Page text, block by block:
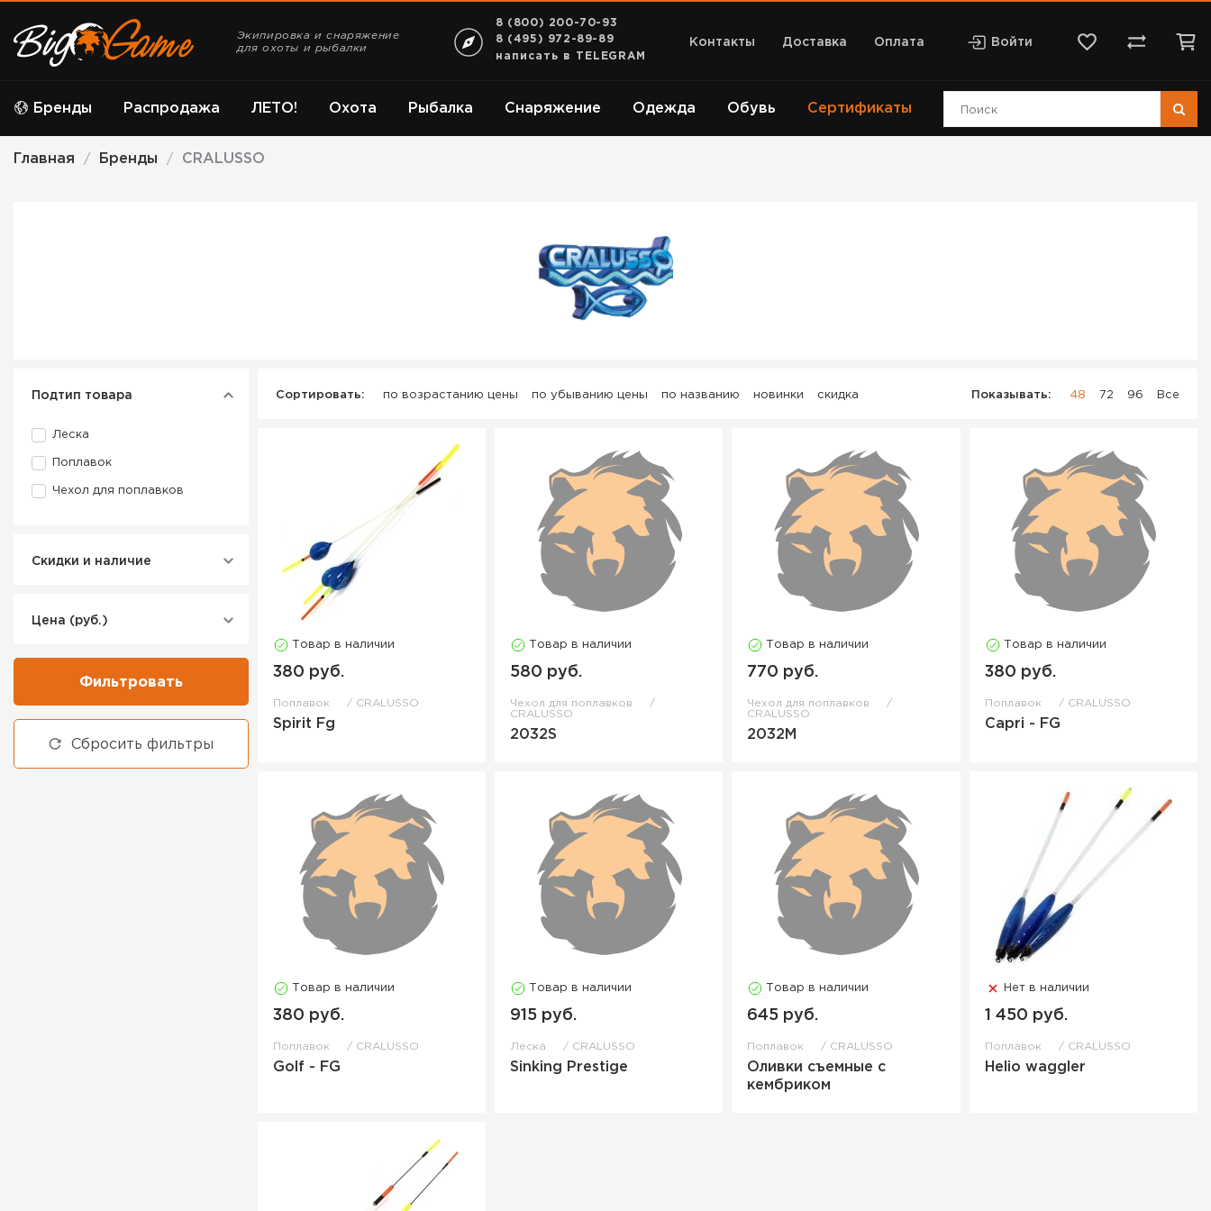
Экипировка и снаряжение
для охоты и рыбалки
8 (800) 200-70-93
8 (495) 972-89-89
написать в TELEGRAM
Контакты Доставка Оплата Войти
Бренды ЛЕТО! Охота Рыбалка Снаряжение Одежда Обувь
Распродажа Сертификаты
Главная / Бренды / CRALUSSO
CRALUSSO
Подтип товара
Леска
Поплавок
Чехол для поплавков
Скидки и наличие
Цена (руб.)
Фильтровать
Сбросить фильтры
Сортировать: по возрастанию цены по убыванию цены по названию новинки скидка Показывать: 48 72 96 Все
Товар в наличии
380 руб.
Поплавок CRALUSSO
Spirit Fg
Товар в наличии
580 руб.
Чехол для поплавков
CRALUSSO
2032S
Товар в наличии
770 руб.
Чехол для поплавков
CRALUSSO
2032M
Товар в наличии
380 руб.
Поплавок CRALUSSO
Capri - FG
Товар в наличии
380 руб.
Поплавок CRALUSSO
Golf - FG
Товар в наличии
915 руб.
Леска CRALUSSO
Sinking Prestige
Товар в наличии
645 руб.
Поплавок CRALUSSO
Оливки съемные с
кембриком
Нет в наличии
1 450 руб.
Поплавок CRALUSSO
Helio waggler